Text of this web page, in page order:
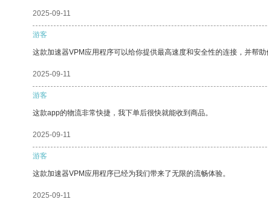
2025-09-11
游客
这款加速器VPM应用程序可以给你提供最高速度和安全性的连接，并帮助
2025-09-11
游客
这款app的物流非常快捷，我下单后很快就能收到商品。
2025-09-11
游客
这款加速器VPM应用程序已经为我们带来了无限的流畅体验。
2025-09-11